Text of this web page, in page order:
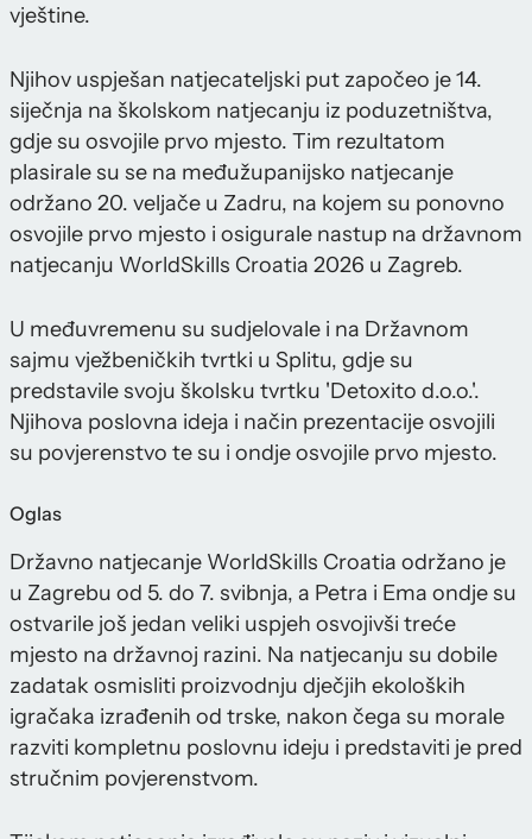
vještine.
Njihov uspješan natjecateljski put započeo je 14.
siječnja na školskom natjecanju iz poduzetništva,
gdje su osvojile prvo mjesto. Tim rezultatom
plasirale su se na međužupanijsko natjecanje
održano 20. veljače u Zadru, na kojem su ponovno
osvojile prvo mjesto i osigurale nastup na državnom
natjecanju WorldSkills Croatia 2026 u Zagreb.
U međuvremenu su sudjelovale i na Državnom
sajmu vježbeničkih tvrtki u Splitu, gdje su
predstavile svoju školsku tvrtku 'Detoxito d.o.o.'.
Njihova poslovna ideja i način prezentacije osvojili
su povjerenstvo te su i ondje osvojile prvo mjesto.
Oglas
Državno natjecanje WorldSkills Croatia održano je
u Zagrebu od 5. do 7. svibnja, a Petra i Ema ondje su
ostvarile još jedan veliki uspjeh osvojivši treće
mjesto na državnoj razini. Na natjecanju su dobile
zadatak osmisliti proizvodnju dječjih ekoloških
igračaka izrađenih od trske, nakon čega su morale
razviti kompletnu poslovnu ideju i predstaviti je pred
stručnim povjerenstvom.